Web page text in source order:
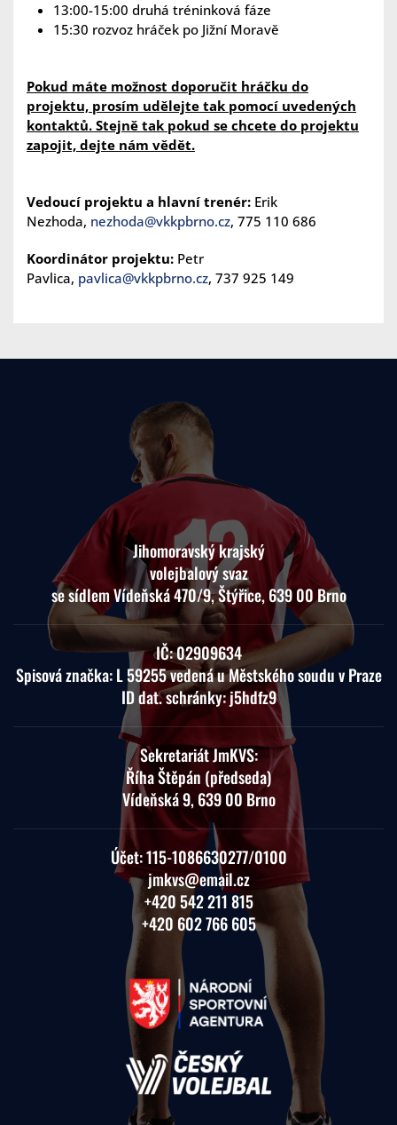
13:00-15:00 druhá tréninková fáze
15:30 rozvoz hráček po Jižní Moravě
Pokud máte možnost doporučit hráčku do
projektu, prosím udělejte tak pomocí uvedených
kontaktů. Stejně tak pokud se chcete do projektu
zapojit, dejte nám vědět.
Vedoucí projektu a hlavní trenér: Erik
Nezhoda, nezhoda@vkkpbrno.cz, 775 110 686
Koordinátor projektu: Petr
Pavlica, pavlica@vkkpbrno.cz, 737 925 149
Jihomoravský krajský
volejbalový svaz
se sídlem Vídeňská 470/9, Štýřice, 639 00 Brno
IČ: 02909634
Spisová značka: L 59255 vedená u Městského soudu v Praze
ID dat. schránky: j5hdfz9
Sekretariát JmKVS:
Říha Štěpán (předseda)
Vídeňská 9, 639 00 Brno
Účet:115-1086630277/0100
jmkvs@email.cz
+420 542 211 815
+420 602 766 605